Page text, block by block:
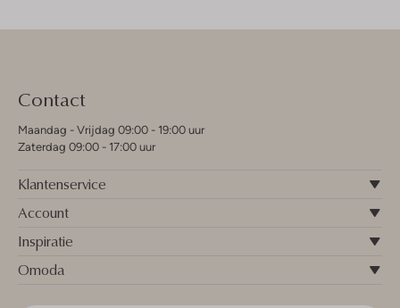
Contact
Maandag - Vrijdag 09:00 - 19:00 uur
Zaterdag 09:00 - 17:00 uur
Klantenservice
Account
Inspiratie
Omoda